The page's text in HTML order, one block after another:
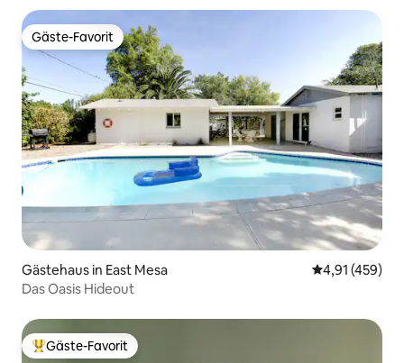
Gäste-Favorit
Gäste-Favorit
Gästehaus in East Mesa
4,91 (459)
Das Oasis Hideout
Beliebter Gäste-Favorit.
Gäste-Favorit